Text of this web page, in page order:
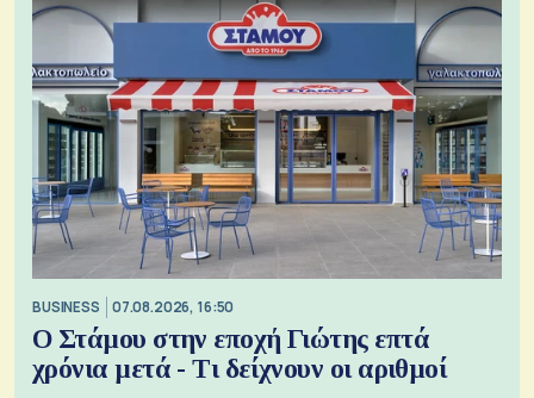
BUSINESS 07.08.2026, 16:50
Ο Στάμου στην εποχή Γιώτης επτά
χρόνια μετά - Τι δείχνουν οι αριθμοί